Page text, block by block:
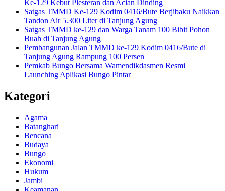
Ke-129 Kebut Plesteran dan Acian Dinding
Satgas TMMD Ke-129 Kodim 0416/Bute Berjibaku Naikkan
Tandon Air 5.300 Liter di Tanjung Agung
Satgas TMMD ke-129 dan Warga Tanam 100 Bibit Pohon
Buah di Tanjung Agung
Pembangunan Jalan TMMD ke-129 Kodim 0416/Bute di
Tanjung Agung Rampung 100 Persen
Pemkab Bungo Bersama Wamendikdasmen Resmi
Launching Aplikasi Bungo Pintar
Kategori
Agama
Batanghari
Bencana
Budaya
Bungo
Ekonomi
Hukum
Jambi